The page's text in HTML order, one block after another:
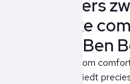
Parajumpers
heren, luxe
zomer bij Ben
De zomer vraagt om
en Parajumpers biedt